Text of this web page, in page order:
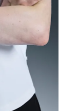
gerade zu